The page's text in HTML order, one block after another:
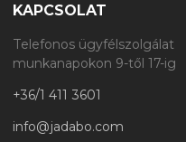
KAPCSOLAT
Telefonos ügyfélszolgálat
munkanapokon 9-től 17-ig
+36/1 411 3601
info@jadabo.com